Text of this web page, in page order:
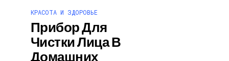
КРАСОТА И ЗДОРОВЬЕ
Прибор Для
Чистки Лица В
Домашних